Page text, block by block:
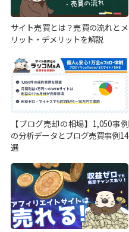
サイト売買とは？売買の流れとメ
リット・デメリットを解説
【ブログ売却の相場】1,050事例
の分析データとブログ売買事例14
選